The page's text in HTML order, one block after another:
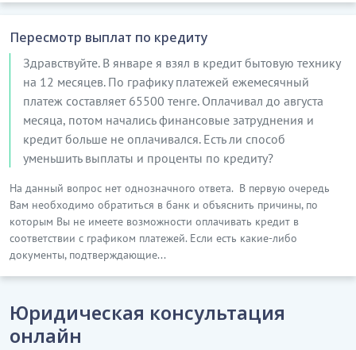
Пересмотр выплат по кредиту
Здравствуйте. В январе я взял в кредит бытовую технику
на 12 месяцев. По графику платежей ежемесячный
платеж составляет 65500 тенге. Оплачивал до августа
месяца, потом начались финансовые затруднения и
кредит больше не оплачивался. Есть ли способ
уменьшить выплаты и проценты по кредиту?
На данный вопрос нет однозначного ответа. В первую очередь
Вам необходимо обратиться в банк и объяснить причины, по
которым Вы не имеете возможности оплачивать кредит в
соответствии с графиком платежей. Если есть какие-либо
документы, подтверждающие...
Юридическая консультация
онлайн